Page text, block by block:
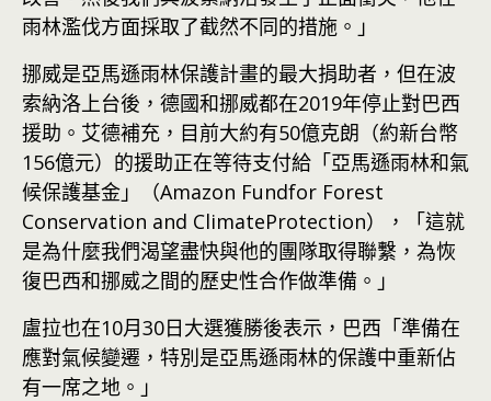
雨林濫伐方面採取了截然不同的措施。」
挪威是亞馬遜雨林保護計畫的最大捐助者，但在波
索納洛上台後，德國和挪威都在2019年停止對巴西
援助。艾德補充，目前大約有50億克朗（約新台幣
156億元）的援助正在等待支付給「亞馬遜雨林和氣
候保護基金」（Amazon Fundfor Forest
Conservation and ClimateProtection），「這就
是為什麼我們渴望盡快與他的團隊取得聯繫，為恢
復巴西和挪威之間的歷史性合作做準備。」
盧拉也在10月30日大選獲勝後表示，巴西「準備在
應對氣候變遷，特別是亞馬遜雨林的保護中重新佔
有一席之地。」